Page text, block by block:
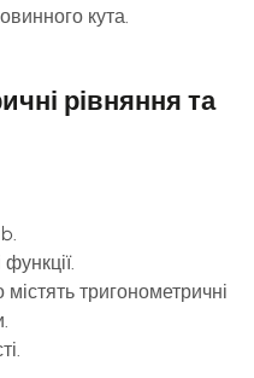
кута.
рівняння та
тригонометричні